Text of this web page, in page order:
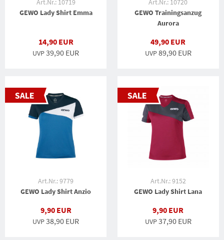
Art.Nr.: 10719
GEWO Lady Shirt Emma
14,90 EUR
UVP39,90 EUR
Art.Nr.: 10720
GEWO Trainingsanzug
Aurora
49,90 EUR
UVP89,90 EUR
Art.Nr.: 9779
GEWO Lady Shirt Anzio
9,90 EUR
UVP38,90 EUR
Art.Nr.: 9152
GEWO Lady Shirt Lana
9,90 EUR
UVP37,90 EUR